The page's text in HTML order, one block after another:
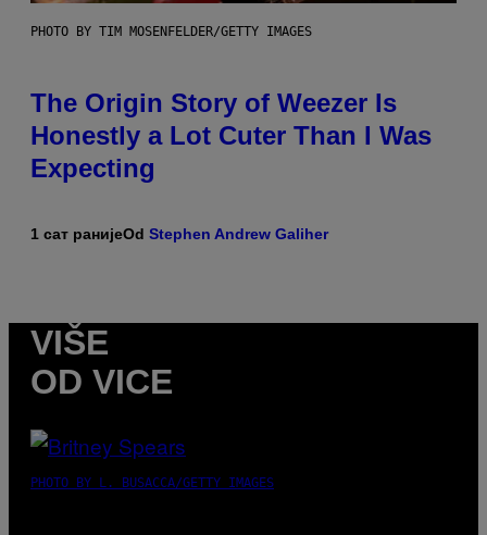
PHOTO BY TIM MOSENFELDER/GETTY IMAGES
The Origin Story of Weezer Is
Honestly a Lot Cuter Than I Was
Expecting
1 сат ранијеOd Stephen Andrew Galiher
VIŠE
OD VICE
PHOTO BY L. BUSACCA/GETTY IMAGES